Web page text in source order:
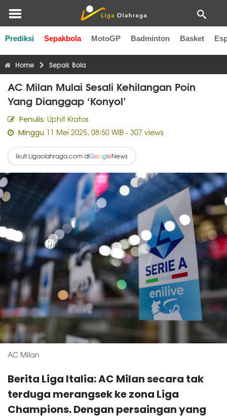
Prediksi Sepakbola MotoGP Badminton Basket
Liga Inggris Liga Italia Liga Spanyol Liga Perancis
Home Sepak Bola
AC Milan Mulai Sesali Kehilangan Poin
Yang Dianggap ‘Konyol’
Penulis: Uphit Kratos
Minggu 11 Mei 2025, 08:50 WIB - 307 views
Ikuti Ligaolahraga.com diGoogleNews
AC Milan
Berita Liga Italia: AC Milan secara tak
terduga merangsek ke zona Liga
Champions. Dengan persaingan yang